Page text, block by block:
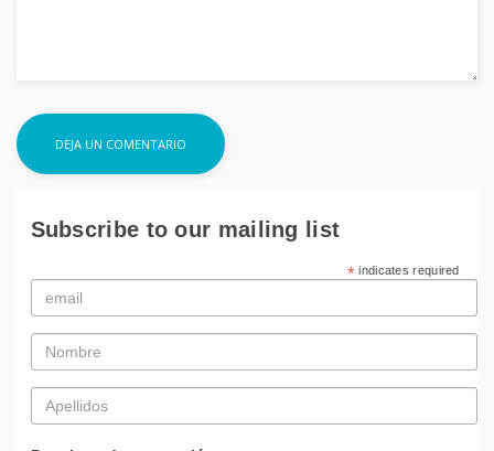
Subscribe to our mailing list
* indicates required
Email
*
Nombre
*
Apellidos
*